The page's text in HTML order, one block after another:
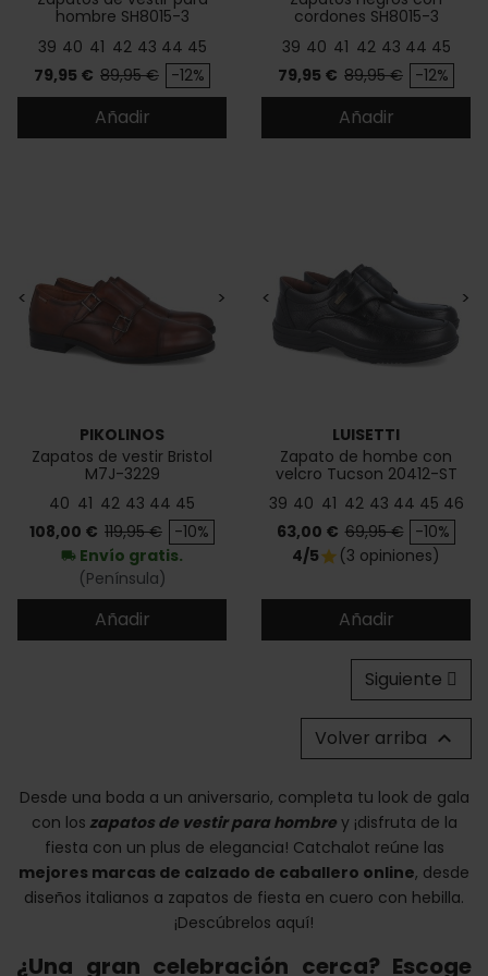
hombre SH8015-3
39 40 41 42 43 44 45
Precio
79,95 € Precio base
89,95 € -12%
Añadir
cordones SH8015-3
39 40 41 42 43 44 45
Precio
79,95 € Precio base
89,95 € -12%
Añadir
< >
PIKOLINOS
Zapatos de vestir Bristol
M7J-3229
40 41 42 43 44 45
Precio
108,00 € Precio base
119,95 € -10%
local_shipping Envío gratis.
(Península)
Añadir
< >
LUISETTI
Zapato de hombe con
velcro Tucson 20412-ST
39 40 41 42 43 44 45 46
Precio
63,00 € Precio base
69,95 € -10%
4/5star (3 opiniones)
Añadir
Siguiente
Volver arriba 
Desde una boda a un aniversario, completa tu look de gala
con los zapatos de vestir para hombrey ¡disfruta de la
fiesta con un plus de elegancia! Catchalot reúne las
mejores marcas de calzado de caballero online, desde
diseños italianos a zapatos de fiesta en cuero con hebilla.
¡Descúbrelos aquí!
¿Una gran celebración cerca? Escoge